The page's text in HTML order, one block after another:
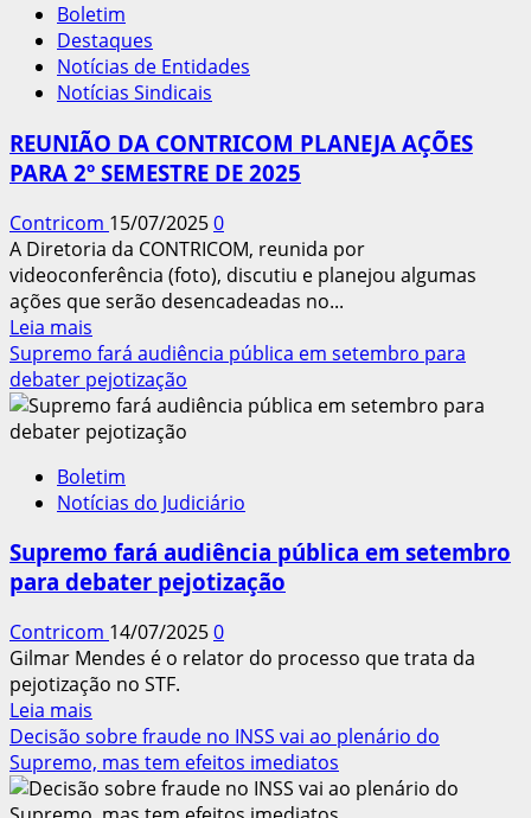
em
defesa
da
soberania
Boletim
Destaques
Notícias de Entidades
Notícias Sindicais
REUNIÃO DA CONTRICOM PLANEJA AÇÕES
PARA 2º SEMESTRE DE 2025
Contricom 15/07/20250
A Diretoria da CONTRICOM, reunida por
videoconferência (foto), discutiu e planejou algumas
ações que serão desencadeadas no...
Leia mais
mais
sobre
REUNIÃO
DA
PLANEJA
AÇÕES
2º
SEMESTRE
2025
Supremo fará audiência pública em setembro para
debater pejotização
Boletim
Notícias do Judiciário
Supremo fará audiência pública em setembro
para debater pejotização
Contricom 14/07/20250
Gilmar Mendes é o relator do processo que trata da
pejotização no STF.
Leia mais
mais
sobre
Supremo
Decisão sobre fraude no INSS vai ao plenário do
Supremo, mas tem efeitos imediatos